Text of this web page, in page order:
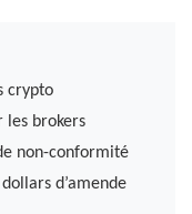
crypto
les brokers
non-conformité
d’amende